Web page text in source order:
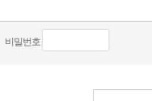
비밀번호